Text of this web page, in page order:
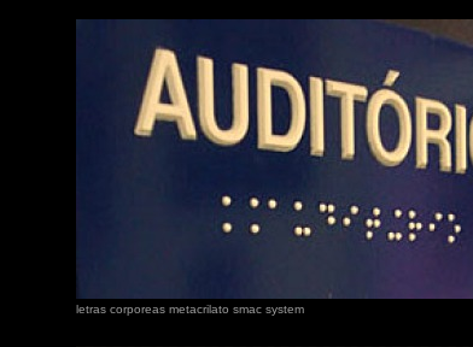
letras corporeas metacrilato smac system